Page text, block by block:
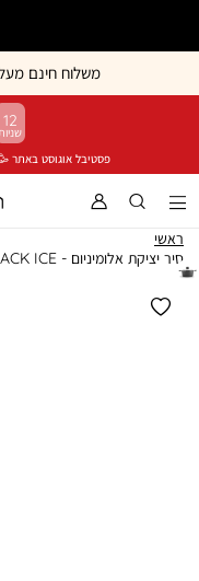
משלוח חינם מעל 249 ₪ | החזרות חינם
פסטיבל אוגוסט באתר 🥳 50% הנחה + אקסטרה 25% על
12
ראשי
סיר יציקת אלומיניום - BLACK ICE